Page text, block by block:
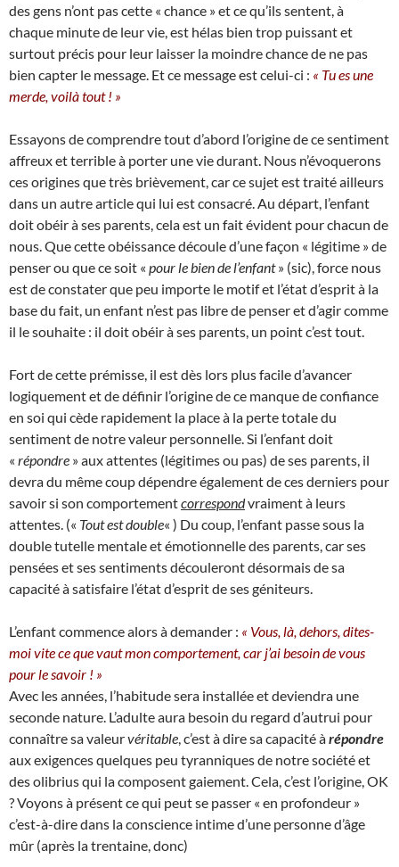
des gens n’ont pas cette « chance » et ce qu’ils sentent, à
chaque minute de leur vie, est hélas bien trop puissant et
surtout précis pour leur laisser la moindre chance de ne pas
bien capter le message. Et ce message est celui-ci : « Tu es une
merde, voilà tout ! »
Essayons de comprendre tout d’abord l’origine de ce sentiment
affreux et terrible à porter une vie durant. Nous n’évoquerons
ces origines que très brièvement, car ce sujet est traité ailleurs
dans un autre article qui lui est consacré. Au départ, l’enfant
doit obéir à ses parents, cela est un fait évident pour chacun de
nous. Que cette obéissance découle d’une façon « légitime » de
penser ou que ce soit « pour le bien de l’enfant» (sic), force nous
est de constater que peu importe le motif et l’état d’esprit à la
base du fait, un enfant n’est pas libre de penser et d’agir comme
il le souhaite : il doit obéir à ses parents, un point c’est tout.
Fort de cette prémisse, il est dès lors plus facile d’avancer
logiquement et de définir l’origine de ce manque de confiance
en soi qui cède rapidement la place à la perte totale du
sentiment de notre valeur personnelle. Si l’enfant doit
« répondre » aux attentes (légitimes ou pas) de ses parents, il
devra du même coup dépendre également de ces derniers pour
savoir si son comportementcorrespondvraiment à leurs
attentes. (« Tout est double« ) Du coup, l’enfant passe sous la
double tutelle mentale et émotionnelle des parents, car ses
pensées et ses sentiments découleront désormais de sa
capacité à satisfaire l’état d’esprit de ses géniteurs.
L’enfant commence alors à demander : « Vous, là, dehors, dites-
moi vite ce que vaut mon comportement, car j’ai besoin de vous
pour le savoir ! »
Avec les années, l’habitude sera installée et deviendra une
seconde nature. L’adulte aura besoin du regard d’autrui pour
connaître sa valeurvéritable , c’est à dire sa capacité àrépondre
aux exigences quelques peu tyranniques de notre société et
des olibrius qui la composent gaiement. Cela, c’est l’origine, OK
? Voyons à présent ce qui peut se passer « en profondeur »
c’est-à-dire dans la conscience intime d’une personne d’âge
mûr (après la trentaine, donc)